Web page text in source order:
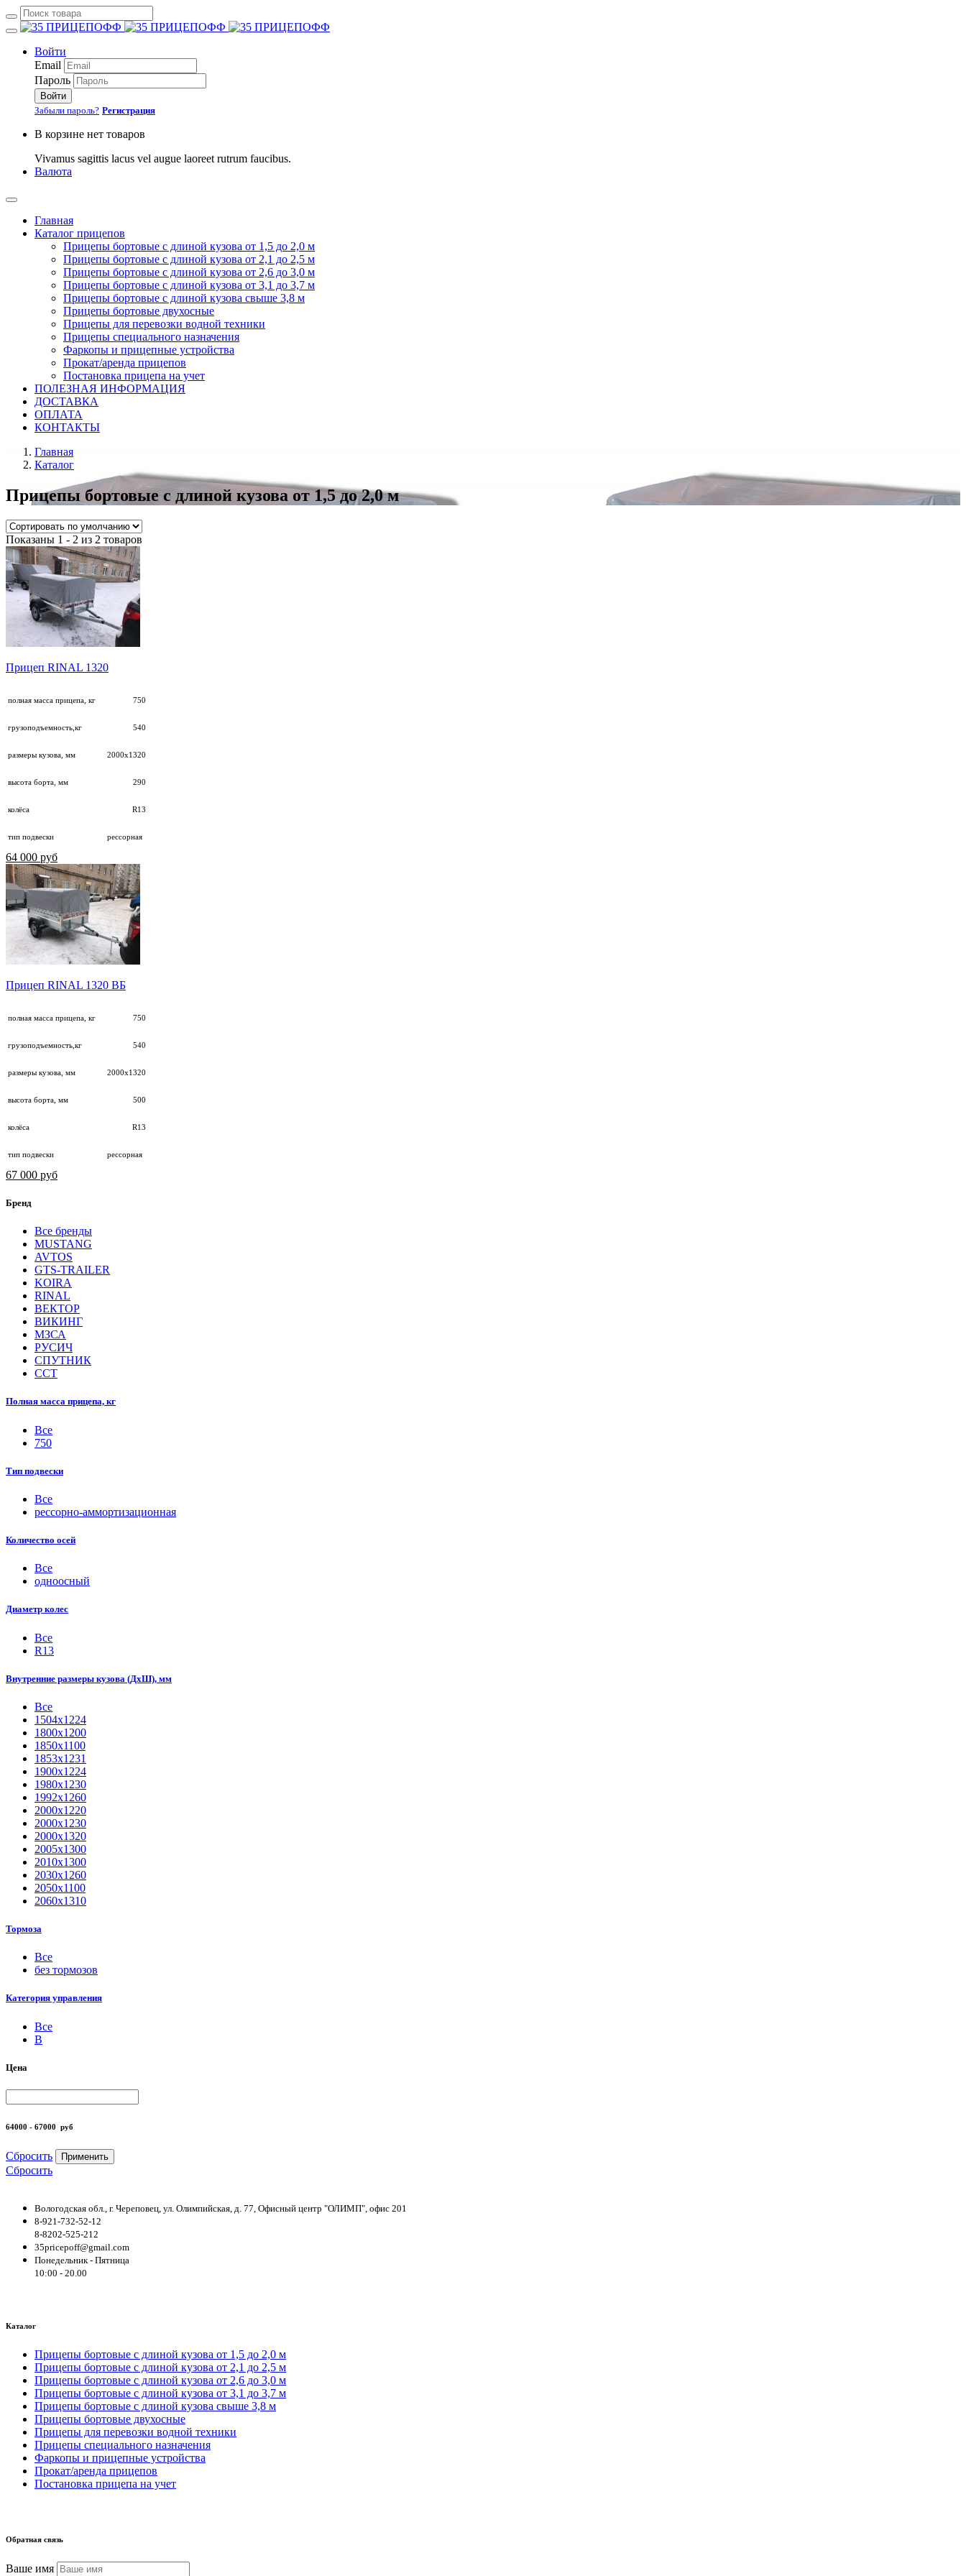
Войти
Email
Пароль
Войти
Забыли пароль? Регистрация
В корзине нет товаров
Vivamus sagittis lacus vel augue laoreet rutrum faucibus.
Валюта
Главная
Каталог прицепов
Прицепы бортовые с длиной кузова от 1,5 до 2,0 м
Прицепы бортовые с длиной кузова от 2,1 до 2,5 м
Прицепы бортовые с длиной кузова от 2,6 до 3,0 м
Прицепы бортовые с длиной кузова от 3,1 до 3,7 м
Прицепы бортовые с длиной кузова свыше 3,8 м
Прицепы бортовые двухосные
Прицепы для перевозки водной техники
Прицепы специального назначения
Фаркопы и прицепные устройства
Прокат/аренда прицепов
Постановка прицепа на учет
ПОЛЕЗНАЯ ИНФОРМАЦИЯ
ДОСТАВКА
ОПЛАТА
КОНТАКТЫ
Главная
Каталог
Прицепы бортовые с длиной кузова от 1,5 до 2,0 м
Показаны 1 - 2 из 2 товаров
Прицеп RINAL 1320
полная масса прицепа, кг 750
грузоподъемность,кг 540
размеры кузова, мм 2000х1320
высота борта, мм 290
колёса R13
тип подвески рессорная
64 000 руб
Прицеп RINAL 1320 ВБ
полная масса прицепа, кг 750
грузоподъемность,кг 540
размеры кузова, мм 2000х1320
высота борта, мм 500
колёса R13
тип подвески рессорная
67 000 руб
Бренд
Все бренды
MUSTANG
AVTOS
GTS-TRAILER
KOIRA
RINAL
ВЕКТОР
ВИКИНГ
МЗСА
РУСИЧ
СПУТНИК
ССТ
Полная масса прицепа, кг
Все
750
Тип подвески
Все
рессорно-аммортизационная
Количество осей
Все
одноосный
Диаметр колес
Все
R13
Внутренние размеры кузова (ДхШ), мм
Все
1504х1224
1800x1200
1850х1100
1853х1231
1900х1224
1980х1230
1992х1260
2000x1220
2000х1230
2000х1320
2005х1300
2010х1300
2030х1260
2050х1100
2060х1310
Тормоза
Все
без тормозов
Категория управления
Все
B
Цена
64000 - 67000 руб
Сбросить Применить
Сбросить
Вологодская обл., г. Череповец, ул. Олимпийская, д. 77, Офисный центр "ОЛИМП", офис 201
8-921-732-52-12
8-8202-525-212
35pricepoff@gmail.com
Понедельник - Пятница
10:00 - 20.00
Каталог
Прицепы бортовые с длиной кузова от 1,5 до 2,0 м
Прицепы бортовые с длиной кузова от 2,1 до 2,5 м
Прицепы бортовые с длиной кузова от 2,6 до 3,0 м
Прицепы бортовые с длиной кузова от 3,1 до 3,7 м
Прицепы бортовые с длиной кузова свыше 3,8 м
Прицепы бортовые двухосные
Прицепы для перевозки водной техники
Прицепы специального назначения
Фаркопы и прицепные устройства
Прокат/аренда прицепов
Постановка прицепа на учет
Обратная связь
Ваше имя